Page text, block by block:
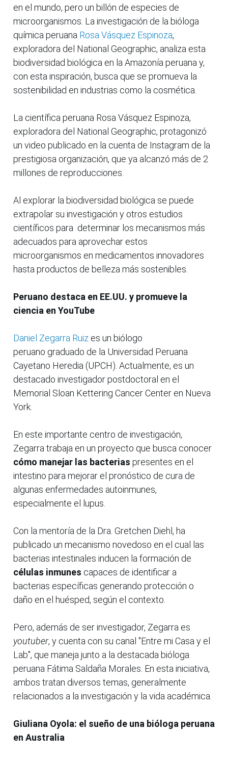
en el mundo, pero un billón de especies de
microorganismos. La investigación de la bióloga
química peruana Rosa Vásquez Espinoza,
exploradora del National Geographic, analiza esta
biodiversidad biológica en la Amazonía peruana y,
con esta inspiración, busca que se promueva la
sostenibilidad en industrias como la cosmética.
La científica peruana Rosa Vásquez Espinoza,
exploradora del National Geographic, protagonizó
un video publicado en la cuenta de Instagram de la
prestigiosa organización, que ya alcanzó más de 2
millones de reproducciones.
Al explorar la biodiversidad biológica se puede
extrapolar su investigación y otros estudios
científicos para determinar los mecanismos más
adecuados para aprovechar estos
microorganismos en medicamentos innovadores
hasta productos de belleza más sostenibles.
Peruano destaca en EE.UU. y promueve la
ciencia en YouTube
Daniel Zegarra Ruiz es un biólogo
peruano graduado de la Universidad Peruana
Cayetano Heredia (UPCH). Actualmente, es un
destacado investigador postdoctoral en el
Memorial Sloan Kettering Cancer Center en Nueva
York.
En este importante centro de investigación,
Zegarra trabaja en un proyecto que busca conocer
cómo manejar las bacterias presentes en el
intestino para mejorar el pronóstico de cura de
algunas enfermedades autoinmunes,
especialmente el lupus.
Con la mentoría de la Dra. Gretchen Diehl, ha
publicado un mecanismo novedoso en el cual las
bacterias intestinales inducen la formación de
células inmunes capaces de identificar a
bacterias específicas generando protección o
daño en el huésped, según el contexto.
Pero, además de ser investigador, Zegarra es
youtuber, y cuenta con su canal "Entre mi Casa y el
Lab", que maneja junto a la destacada bióloga
peruana Fátima Saldaña Morales. En esta iniciativa,
ambos tratan diversos temas, generalmente
relacionados a la investigación y la vida académica.
Giuliana Oyola: el sueño de una bióloga peruana
en Australia